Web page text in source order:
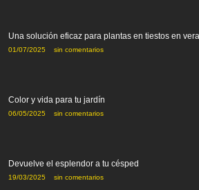
Una solución eficaz para plantas en tiestos en
01/07/2025 sin comentarios
Color y vida para tu jardín
06/05/2025 sin comentarios
Devuelve el esplendor a tu césped
19/03/2025 sin comentarios